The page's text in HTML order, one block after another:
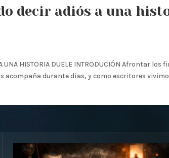
decir adiós a una
A UNA HISTORIA DUELE INTRODUCIÓN Afrontar
acompaña durante días, y como escritores